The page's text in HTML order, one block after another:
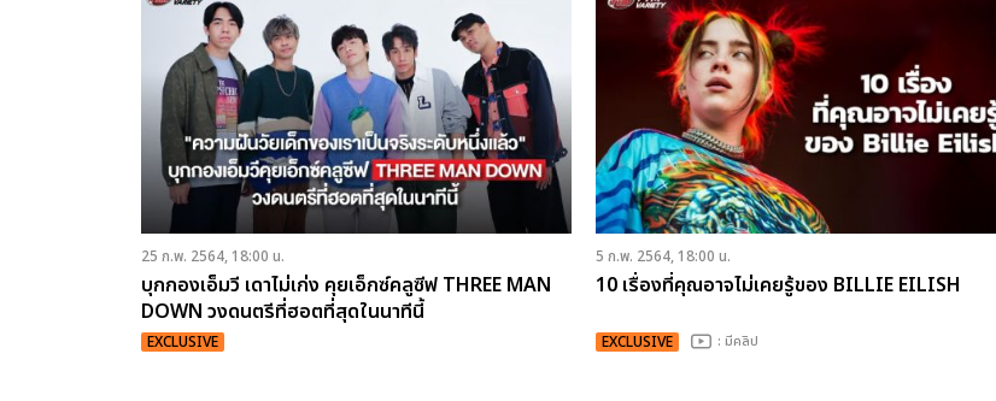
25 ก.พ. 2564, 18:00 น.
บุกกองเอ็มวี เดาไม่เก่ง คุยเอ็กซ์คลูซีฟ THREE MAN
DOWN วงดนตรีที่ฮอตที่สุดในนาทีนี้
EXCLUSIVE
5 ก.พ. 2564, 18:00 น.
10 เรื่องที่คุณอาจไม่เคยรู้ของ BILLIE EILISH
EXCLUSIVE : มีคลิป